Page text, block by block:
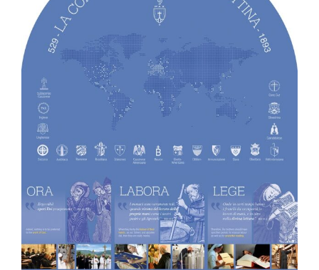
A medalha de São Bento
NEXUS
Arquivo OSB.org